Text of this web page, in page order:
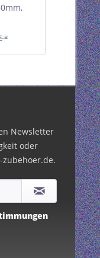
*
40kg,
33,83
Newsletter
oder